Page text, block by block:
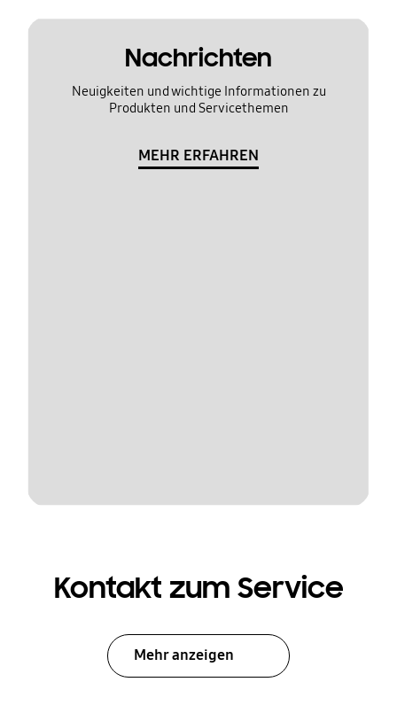
Nachrichten
Neuigkeiten und wichtige Informationen zu
Produkten und Servicethemen
MEHR ERFAHREN
Kontakt zum Service
Mehr anzeigen